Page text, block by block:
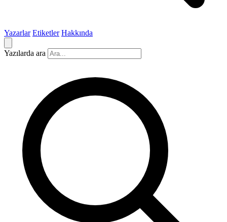
Yazarlar Etiketler Hakkında
Yazılarda ara